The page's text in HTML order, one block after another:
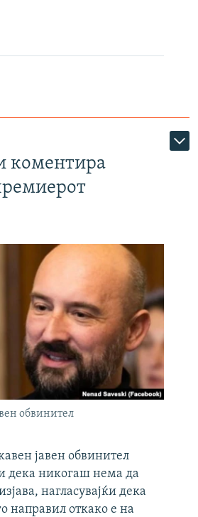
коментира
обвинител
јавен обвинител
дека никогаш нема да
нагласувајќи дека
направил откако е на